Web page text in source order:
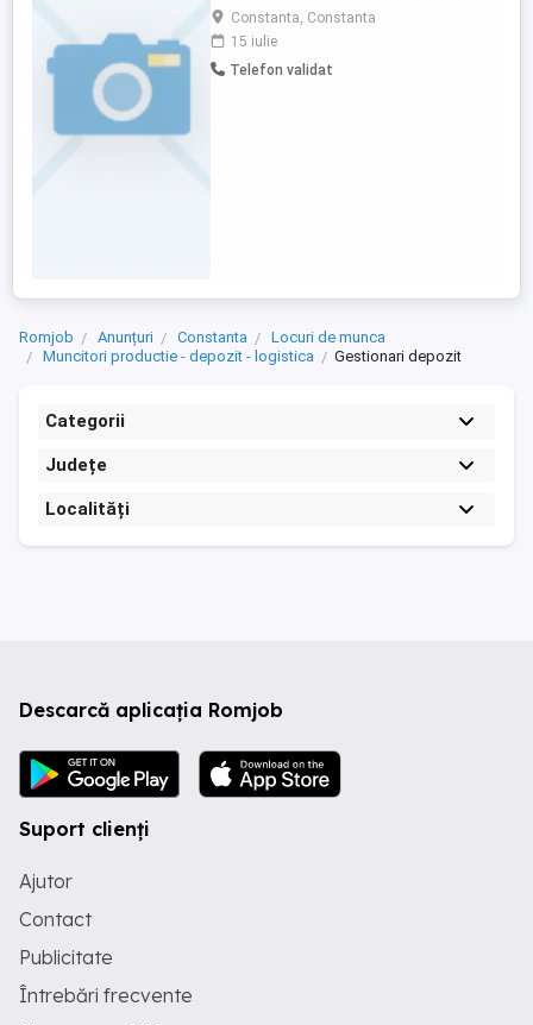
operare PC -capacitate organizatorica si
de comunicare, spirit de lucru in echipa. -
capacitatea de a lucra eficient , organizat
si de a avea initiativa. -capacitate de efort:
Constanta, Constanta
15 iulie
Telefon validat
Romjob Anunțuri Constanta
Locuri de munca
Muncitori productie - depozit - logistica
Gestionari depozit
Categorii
Județe
Localități
Descarcă aplicația Romjob
Suport clienți
Ajutor
Contact
Publicitate
Întrebări frecvente